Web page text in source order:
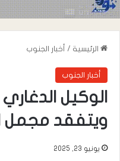
الرئيسية / أخبار الجنوب
أخبار الجنوب
الوكيل
ويتفقد مجمل
يونيو 23, 2025